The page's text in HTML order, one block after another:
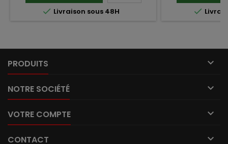
 Livraison sous 48H 
PRODUITS 
NOTRE SOCIÉTÉ 
VOTRE COMPTE 
CONTACT 